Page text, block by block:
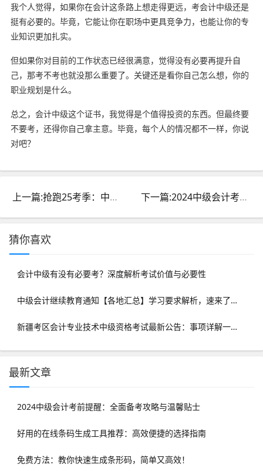
我个人觉得，如果你在会计这条路上想走得更远，考会计中级还是
挺有必要的。毕竟，它能让你在职场中更具竞争力，也能让你的专
业知识更加扎实。
但如果你对目前的工作状态已经很满意，觉得没有必要再提升自
己，那考不考也就没那么重要了。关键还是看你自己怎么想，你的
职业规划是什么。
总之，会计中级这个证书，我觉得是个值得投资的东西。但最终要
不要考，还得你自己拿主意。毕竟，每个人的情况都不一样，你说
对吧？
上一篇:抢跑25考季：中级会计三科特点及高效学习方法揭秘 下一篇:2024中级会计考前提醒：全面备考攻略与温馨贴士
猜你喜欢
会计中级有没有必要考？深度解析考试价值与必要性
中级会计继续教育通知【各地汇总】学习要求解析，速来了解！
新疆考区会计专业技术中级资格考试最新公告：事项详解一览
最新文章
2024中级会计考前提醒：全面备考攻略与温馨贴士
好用的在线条码生成工具推荐：高效便捷的选择指南
免费方法：教你快速生成条形码，简单又高效！